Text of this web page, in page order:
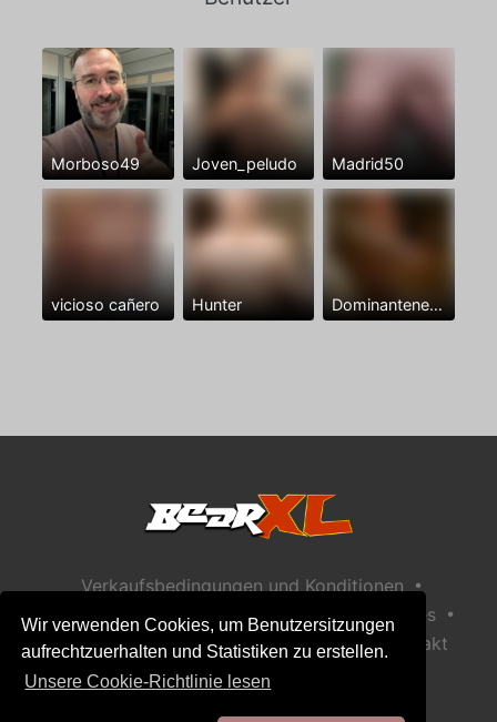
Wir verwenden Cookies, um Benutzersitzungen
aufrechtzuerhalten und Statistiken zu erstellen.
Unsere Cookie-Richtlinie lesen
Morboso49 Joven_peludo Madrid50
vicioso cañero Hunter Dominantenegro ya
Verkaufsbedingungen und Konditionen •
Datenschutzerklärung Richtlinie zu Cookies •
Richtlinie zur Kindersicherheit Hilfe / Kontakt